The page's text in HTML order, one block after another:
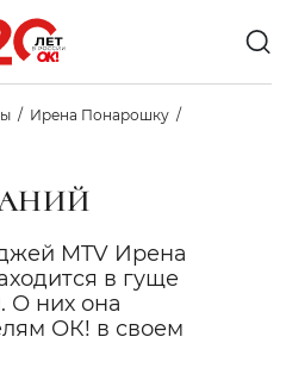
Ирена Понарошку
MTV Ирена
в гуще
О них она
ОК! в своем